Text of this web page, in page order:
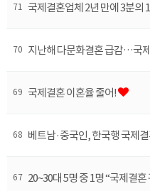
71 국제결혼업체 2년 만에 3분의
70 지난해 다문화결혼 급감…국
69 국제결혼 이혼율 줄어!
68 베트남·중국인, 한국행 국제
67 20~30대 5명 중 1명 “국제결